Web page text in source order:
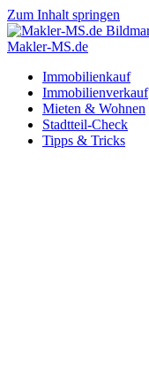
Zum Inhalt springen
Makler-MS.de
Immobilienkauf
Immobilienverkauf
Mieten & Wohnen
Stadtteil-Check
Tipps & Tricks